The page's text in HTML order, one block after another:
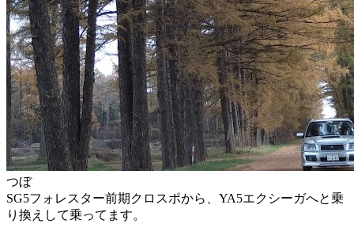
つぼ
SG5フォレスター前期クロスポから、YA5エクシーガへと乗
り換えして乗ってます。